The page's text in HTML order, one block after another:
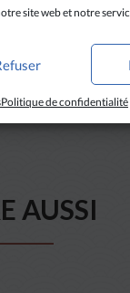
site web et notre
Politique de confidentialité
AUSSI